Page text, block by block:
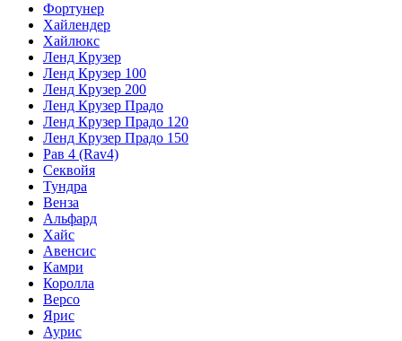
Фортунер
Хайлендер
Хайлюкс
Ленд Крузер
Ленд Крузер 100
Ленд Крузер 200
Ленд Крузер Прадо
Ленд Крузер Прадо 120
Ленд Крузер Прадо 150
Рав 4 (Rav4)
Секвойя
Тундра
Венза
Альфард
Хайс
Авенсис
Камри
Королла
Версо
Ярис
Аурис